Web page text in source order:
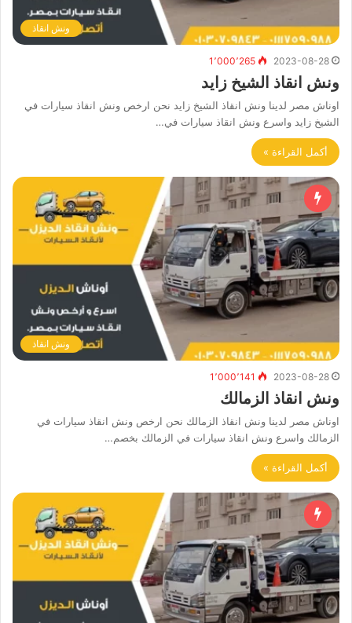
ونش انقاذ
2023-08-28 1٬000٬265
ونش انقاذ الشيخ زايد
اوناش مصر لدينا ونش انقاذ الشيخ زايد نحن ارخص ونش انقاذ سيارات في
الشيخ زايد واسرع ونش انقاذ سيارات في…
أكمل القراءة »
ونش انقاذ
2023-08-28 1٬000٬141
ونش انقاذ الزمالك
اوناش مصر لدينا ونش انقاذ الزمالك نحن ارخص ونش انقاذ سيارات في
الزمالك واسرع ونش انقاذ سيارات في الزمالك بخصم…
أكمل القراءة »